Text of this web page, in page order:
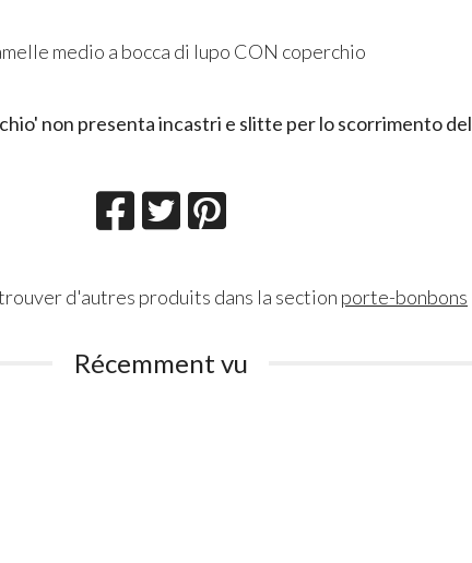
medio a bocca di lupo CON coperchio
non presenta incastri e slitte per lo scorrimento del
d'autres produits dans la section porte-bonbons
Récemment vu